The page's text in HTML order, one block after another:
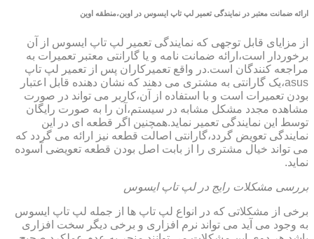
ارائه ضمانت معتبر در نمایندگی تعمیر لپ تاپ ایسوس در اوین،منطقه اوین
از مزایای قابل توجهی که نمایندگی تعمیر لپ تاپ ایسوس از آن
برخوردار است،ارائه ضمانت نامه و یا گارانتی معتبر تعمیرات به
مراجعه کنندگان است.در واقع تعمیرکاران پس از تعمیر لپ تاپ
asus،یک گارانتی به مشتری می دهند که نشان دهنده قابل اعتبار
بودن تعمیرات است و با استفاده از آن،کاربر می تواند در صورت
مشاهده مجدد مشکل مشابه در سیستم،آن را به صورت رایگان
توسط این نمایندگی تعمیر نماید.همچنین اگر قطعه ای در این
نمایندگی تعویض گردد،گارانتی اصالت قطعه نیز ارائه می گردد که
می تواند خیال مشتری را از بابت اصل بودن قطعه تعویضی آسوده
نماید.
بررسی مشکلات رایج در لپ تاپ ایسوس
برخی از مشکلاتی که در انواع لپ تاپ ها از جمله لپ تاپ ایسوس
به وجود می آید می تواند نرم افزاری و برخی دیگر سخت افزاری